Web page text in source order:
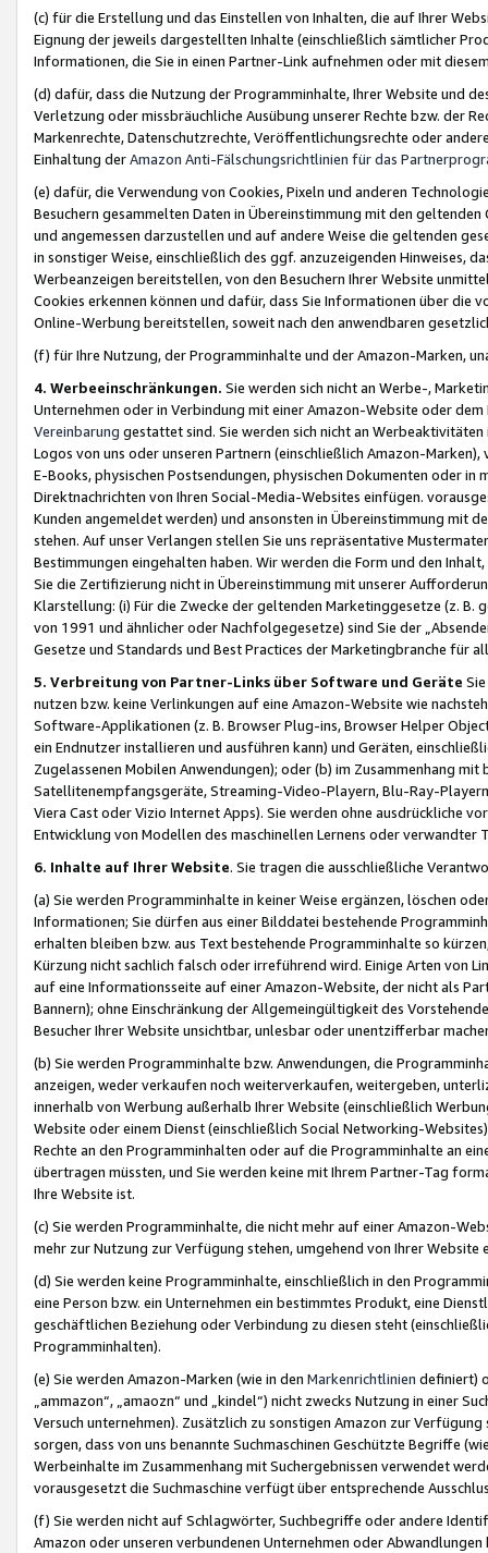
(c) für die Erstellung und das Einstellen von Inhalten, die auf Ihrer
Eignung der jeweils dargestellten Inhalte (einschließlich sämtlicher
Informationen, die Sie in einen Partner-Link aufnehmen oder mit
(d) dafür, dass die Nutzung der Programminhalte, Ihrer Website und
Verletzung oder missbräuchliche Ausübung unserer Rechte bzw. der
Markenrechte, Datenschutzrechte, Veröffentlichungsrechte oder
Einhaltung derAmazon Anti-Fälschungsrichtlinien für das
(e) dafür, die Verwendung von Cookies, Pixeln und anderen
Besuchern gesammelten Daten in Übereinstimmung mit den
und angemessen darzustellen und auf andere Weise die geltenden
in sonstiger Weise, einschließlich des ggf. anzuzeigenden Hinweises,
Werbeanzeigen bereitstellen, von den Besuchern Ihrer Website
Cookies erkennen können und dafür, dass Sie Informationen über die
Online-Werbung bereitstellen, soweit nach den anwendbaren
(f) für Ihre Nutzung, der Programminhalte und der Amazon-Marken,
4. Werbeeinschränkungen. Sie werden sich nicht an Werbe-,
Unternehmen oder in Verbindung mit einer Amazon-Website oder
Vereinbarung gestattet sind. Sie werden sich nicht an
Logos von uns oder unseren Partnern (einschließlich Amazon-
E-Books, physischen Postsendungen, physischen Dokumenten oder in
Direktnachrichten von Ihren Social-Media-Websites einfügen.
Kunden angemeldet werden) und ansonsten in Übereinstimmung mit
stehen. Auf unser Verlangen stellen Sie uns repräsentative
Bestimmungen eingehalten haben. Wir werden die Form und den
Sie die Zertifizierung nicht in Übereinstimmung mit unserer
Klarstellung: (i) Für die Zwecke der geltenden Marketinggesetze (z. B.
von 1991 und ähnlicher oder Nachfolgegesetze) sind Sie der
Gesetze und Standards und Best Practices der Marketingbranche für
5. Verbreitung von Partner-Links über Software und Geräte
nutzen bzw. keine Verlinkungen auf eine Amazon-Website wie
Software-Applikationen (z. B. Browser Plug-ins, Browser Helper
ein Endnutzer installieren und ausführen kann) und Geräten,
Zugelassenen Mobilen Anwendungen); oder (b) im Zusammenhang
Satellitenempfangsgeräte, Streaming-Video-Playern, Blu-Ray-
Viera Cast oder Vizio Internet Apps). Sie werden ohne ausdrückliche
Entwicklung von Modellen des maschinellen Lernens oder
6. Inhalte auf Ihrer Website. Sie tragen die ausschließliche
(a) Sie werden Programminhalte in keiner Weise ergänzen, löschen
Informationen; Sie dürfen aus einer Bilddatei bestehende
erhalten bleiben bzw. aus Text bestehende Programminhalte so
Kürzung nicht sachlich falsch oder irreführend wird. Einige Arten von
auf eine Informationsseite auf einer Amazon-Website, der nicht als
Bannern); ohne Einschränkung der Allgemeingültigkeit des
Besucher Ihrer Website unsichtbar, unlesbar oder unentzifferbar
(b) Sie werden Programminhalte bzw. Anwendungen, die
anzeigen, weder verkaufen noch weiterverkaufen, weitergeben,
innerhalb von Werbung außerhalb Ihrer Website (einschließlich
Website oder einem Dienst (einschließlich Social Networking-
Rechte an den Programminhalten oder auf die Programminhalte an
übertragen müssten, und Sie werden keine mit Ihrem Partner-Tag
Ihre Website ist.
(c) Sie werden Programminhalte, die nicht mehr auf einer Amazon-
mehr zur Nutzung zur Verfügung stehen, umgehend von Ihrer
(d) Sie werden keine Programminhalte, einschließlich in den
eine Person bzw. ein Unternehmen ein bestimmtes Produkt, eine
geschäftlichen Beziehung oder Verbindung zu diesen steht
Programminhalten).
(e) Sie werden Amazon-Marken (wie in den Markenrichtlinien definiert)
„ammazon“, „amaozn“ und „kindel“) nicht zwecks Nutzung in einer
Versuch unternehmen). Zusätzlich zu sonstigen Amazon zur
sorgen, dass von uns benannte Suchmaschinen Geschützte Begriffe
Werbeinhalte im Zusammenhang mit Suchergebnissen verwendet
vorausgesetzt die Suchmaschine verfügt über entsprechende
(f) Sie werden nicht auf Schlagwörter, Suchbegriffe oder andere
Amazon oder unseren verbundenen Unternehmen oder